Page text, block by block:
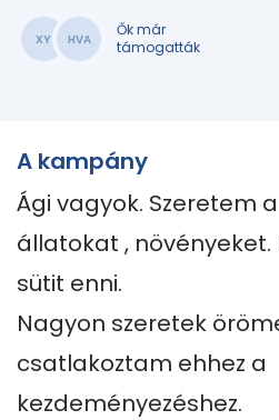
XY HVA
Ők már
támogatták
A kampány
Ági vagyok. Szeretem
állatokat , növényeket.
sütit enni.
Nagyon szeretek
csatlakoztam ehhez a
kezdeményezéshez.